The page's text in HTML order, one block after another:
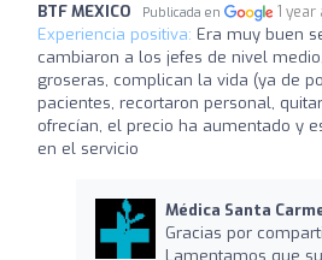
BTF MEXICO Publicada en 1 year
Experiencia positiva: Era muy buen
cambiaron a los jefes de nivel
groseras, complican la vida (ya de
pacientes, recortaron personal,
ofrecían, el precio ha aumentado y
en el servicio
Médica Santa
Gracias por
Lamentamos que